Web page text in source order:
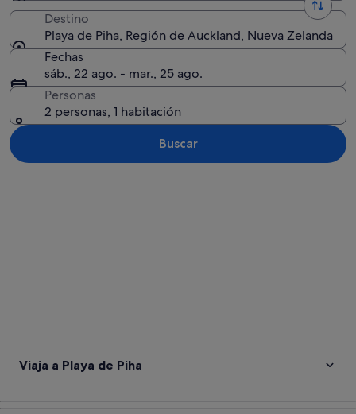
Destino
Playa de Piha, Región de Auckland, Nueva Zelanda
Fechas
sáb., 22 ago. - mar., 25 ago.
Personas
2 personas, 1 habitación
Buscar
Viaja a Playa de Piha